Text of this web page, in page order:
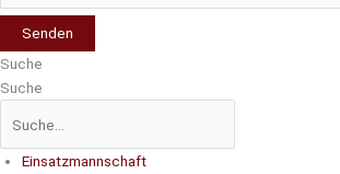
Senden
Suche
Suche
Einsatzmannschaft